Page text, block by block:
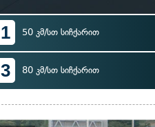
1 50 კმ/სთ სიჩქარით
3 80 კმ/სთ სიჩქარით